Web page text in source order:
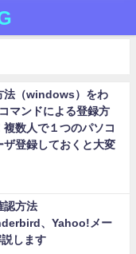
法（windows）をわ
マンドによる登録方
数人で１つのパソコ
ザ登録しておくと大変
認方法
、Yahoo!メー
します